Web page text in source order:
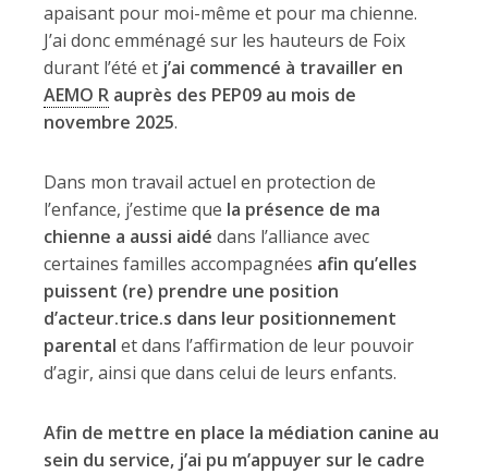
apaisant pour moi-même et pour ma chienne.
J’ai donc emménagé sur les hauteurs de Foix
durant l’été et j’ai commencé à travailler en
AEMO R auprès des PEP09 au mois de
novembre 2025.
Dans mon travail actuel en protection de
l’enfance, j’estime que la présence de ma
chienne a aussi aidé dans l’alliance avec
certaines familles accompagnées afin qu’elles
puissent (re) prendre une position
d’acteur.trice.s dans leur positionnement
parental et dans l’affirmation de leur pouvoir
d’agir, ainsi que dans celui de leurs enfants.
Afin de mettre en place la médiation canine au
sein du service, j’ai pu m’appuyer sur le cadre